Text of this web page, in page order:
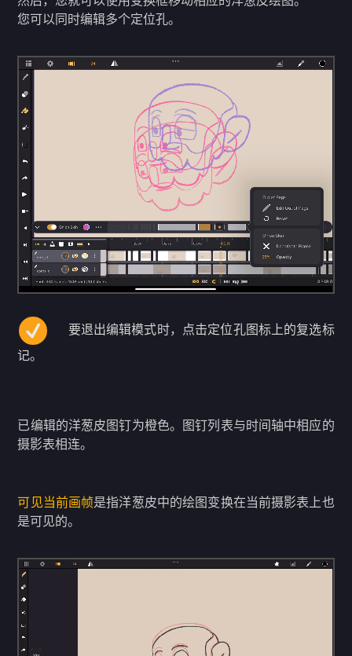
您可以同时编辑多个定位孔。
要退出编辑模式时，点击定位孔图标上的复选标
记。
已编辑的洋葱皮图钉为橙色。图钉列表与时间轴中相应的
摄影表相连。
可见当前画帧是指洋葱皮中的绘图变换在当前摄影表上也
是可见的。